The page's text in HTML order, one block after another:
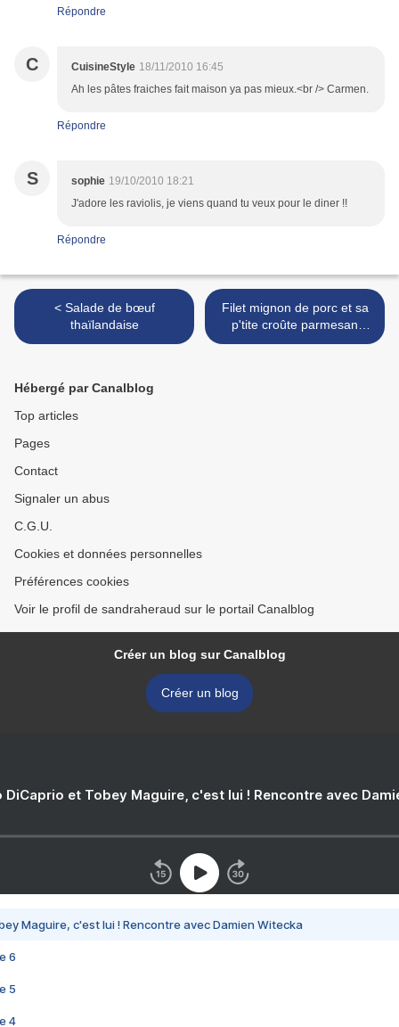
Répondre
C CuisineStyle 18/11/2010 16:45
Ah les pâtes fraiches fait maison ya pas mieux.<br /> Carmen.
Répondre
S sophie 19/10/2010 18:21
J'adore les raviolis, je viens quand tu veux pour le diner !!
Répondre
< Salade de bœuf
thaïlandaise
Filet mignon de porc et sa
p'tite croûte parmesan
pavot >
Hébergé par Canalblog
Top articles
Pages
Contact
Signaler un abus
C.G.U.
Cookies et données personnelles
Préférences cookies
Voir le profil de sandraheraud sur le portail Canalblog
Créer un blog sur Canalblog
Créer un blog
DiCaprio et Tobey Maguire, c'est lui ! Rencontre avec
Maguire, c'est lui ! Rencontre avec Damien Witecka
6
5
4